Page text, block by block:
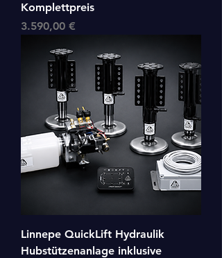
Komplettpreis
Preis
3.590,00 €
Linnepe QuickLift Hydraulik
Hubstützenanlage inklusive